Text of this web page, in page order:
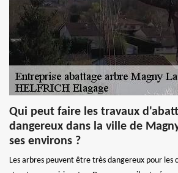
Qui peut faire les travaux
dangereux dans la ville de
ses environs ?
Les arbres peuvent être très dangereux pour les